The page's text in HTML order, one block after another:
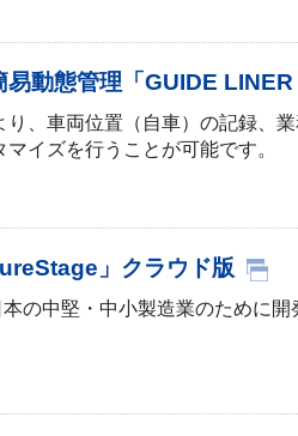
動態管理「GUIDE LINER
、車両位置（自車）の記録、
イズを行うことが可能です。
」クラウド版
の中堅・中小製造業のために